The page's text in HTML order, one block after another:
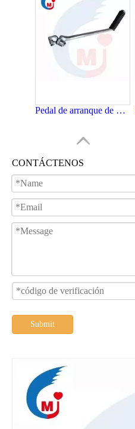
Pedal de arranque de motocicleta de AKT125
Pedal de cambio de engranaje de la motocicleta de YAMAHA YBR125
CONTÁCTENOS
Submit